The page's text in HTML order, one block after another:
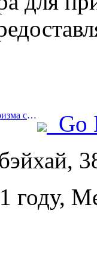
Prev:Министерство культуры и туризма сообщило, что в 2025 году 16 994 достопримечательности категории А посетили 7,51 миллиарда человек, что принесло доход от туризма в размере 554,49 миллиарда юаней.
Go
году,